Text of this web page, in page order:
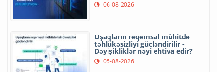
06-08-2026
Uşaqların rəqəmsal mühitdə
təhlükəsizliyi gücləndirilir -
Dəyişikliklər nəyi ehtiva edir?
05-08-2026